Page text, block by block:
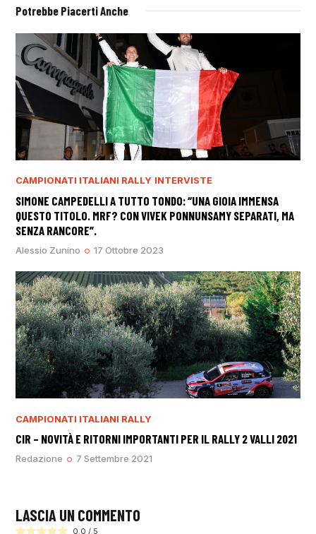
Potrebbe Piacerti Anche
CAMPIONATI ITALIANI RALLY INTERVISTE
SIMONE CAMPEDELLI A TUTTO TONDO: “UNA GIOIA IMMENSA
QUESTO TITOLO. MRF? CON VIVEK PONNUNSAMY SEPARATI, MA
SENZA RANCORE”.
Alessio Zunino 17 Ottobre 2023
CAMPIONATI ITALIANI RALLY
CIR – NOVITÀ E RITORNI IMPORTANTI PER IL RALLY 2 VALLI 2021
Redazione 7 Settembre 2021
LASCIA UN COMMENTO
0.0 / 5